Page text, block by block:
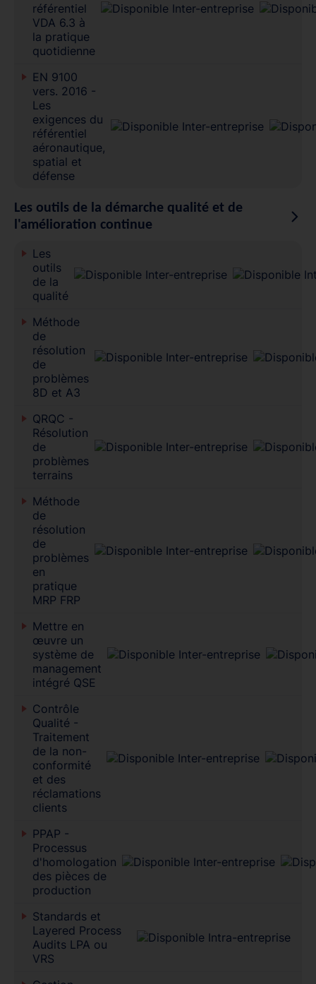
référentiel
VDA 6.3 à
la pratique
quotidienne
EN 9100
vers. 2016 -
Les
exigences du
référentiel
aéronautique,
spatial et
défense
Les outils de la démarche qualité et de
l'amélioration continue
Les
outils
de la
qualité
Méthode
de
résolution
de
problèmes
8D et A3
QRQC -
Résolution
de
problèmes
terrains
Méthode
de
résolution
de
problèmes
en
pratique
MRP FRP
Mettre en
œuvre un
système de
management
intégré QSE
Contrôle
Qualité -
Traitement
de la non-
conformité
et des
réclamations
clients
PPAP -
Processus
d'homologation
des pièces de
production
Standards et
Layered Process
Audits LPA ou
VRS